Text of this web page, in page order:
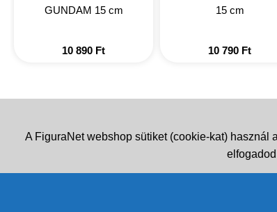
GUNDAM 15 cm
10 890 Ft
15 cm
10 790 Ft
A FiguraNet webshop sütiket (cookie-kat)